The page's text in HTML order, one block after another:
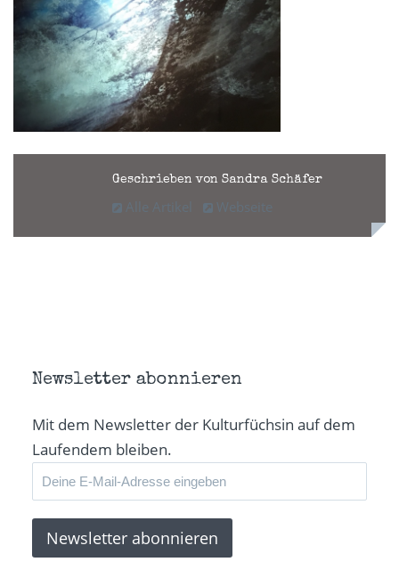
Geschrieben von Sandra Schäfer
Alle Artikel Webseite
Newsletter abonnieren
Mit dem Newsletter der Kulturfüchsin auf dem
Laufendem bleiben.